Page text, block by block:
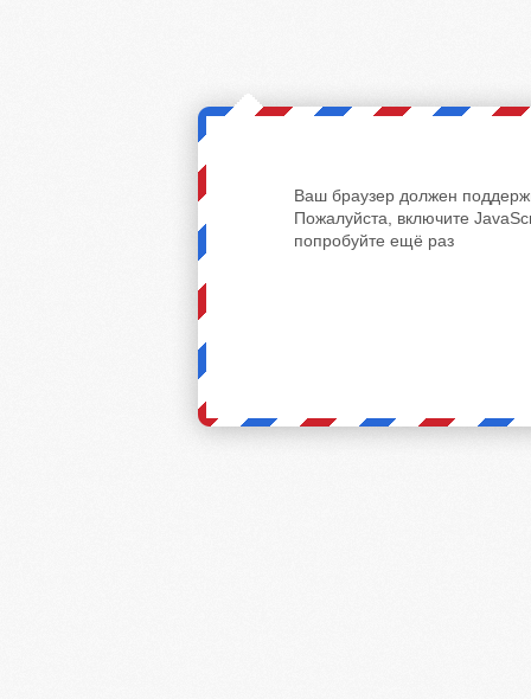
Ваш браузер должен
Пожалуйста, включите
попробуйте ещё раз